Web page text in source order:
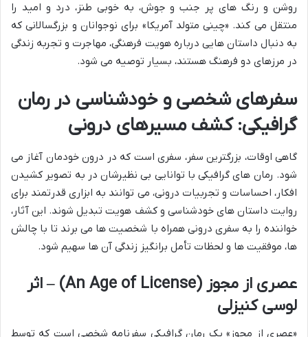
روشن و رنگ های پر جنب و جوش، به خوبی طنز، درد و امید را
منتقل می کند. «چینی متولد آمریکا» برای نوجوانان و بزرگسالانی که
به دنبال داستان هایی درباره هویت فرهنگی، مهاجرت و تجربه زندگی
در مرزهای دو فرهنگ هستند، بسیار توصیه می شود.
سفرهای شخصی و خودشناسی در رمان
گرافیکی: کشف مسیرهای درونی
گاهی اوقات، بزرگترین سفر، سفری است که در درون خودمان آغاز می
شود. رمان های گرافیکی با توانایی بی نظیرشان در به تصویر کشیدن
افکار، احساسات و تجربیات درونی، می توانند به ابزاری قدرتمند برای
روایت داستان های خودشناسی و کشف هویت تبدیل شوند. این آثار،
خواننده را به سفری درونی همراه با شخصیت ها می برند تا با چالش
ها، موفقیت ها و لحظات تأمل برانگیز زندگی آن ها سهیم شود.
عصری از مجوز (An Age of License) – اثر
لوسی کنیزلی
«عصری از مجوز» یک رمان گرافیکی سفرنامه شخصی است که توسط